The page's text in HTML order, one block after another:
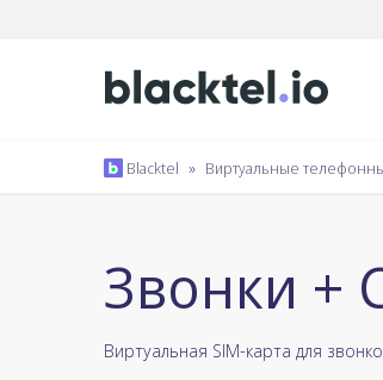
Blacktel » Виртуальные
Звонки +
Виртуальная SIM-карта для